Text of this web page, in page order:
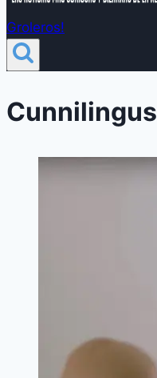
Groleros!
Cunnilingus